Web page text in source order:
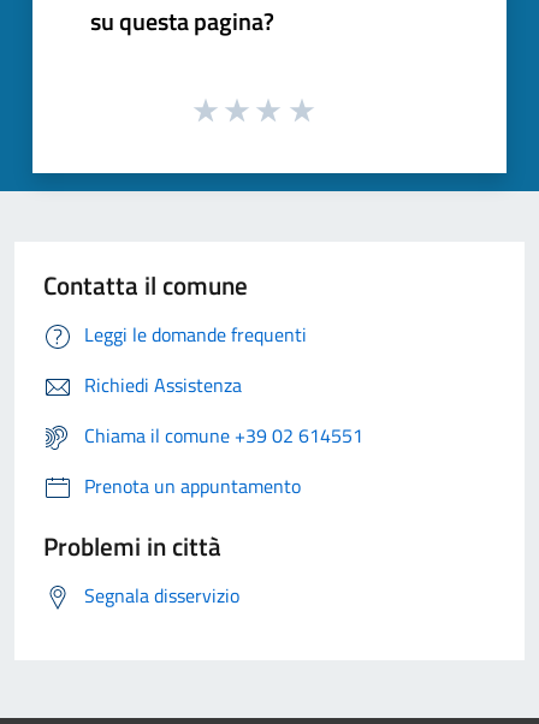
su questa pagina?
Contatta il comune
Leggi le domande frequenti
Richiedi Assistenza
Chiama il comune +39 02 614551
Prenota un appuntamento
Problemi in città
Segnala disservizio